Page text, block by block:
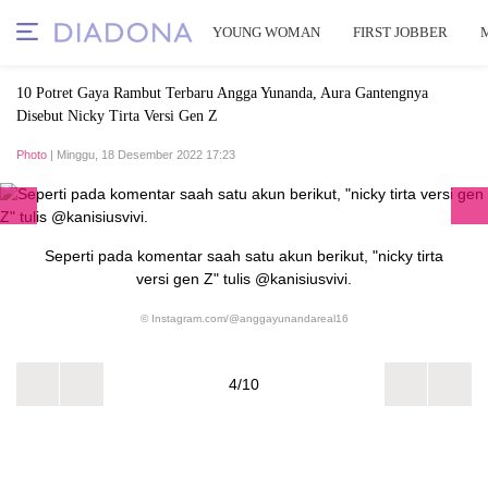
YOUNG WOMAN FIRST JOBBER
10 Potret Gaya Rambut Terbaru Angga Yunanda, Aura Gantengnya
Disebut Nicky Tirta Versi Gen Z
Photo | Minggu, 18 Desember 2022 17:23
Seperti pada komentar saah satu akun berikut, "nicky tirta
versi gen Z" tulis @kanisiusvivi.
© Instagram.com/@anggayunandareal16
4/10